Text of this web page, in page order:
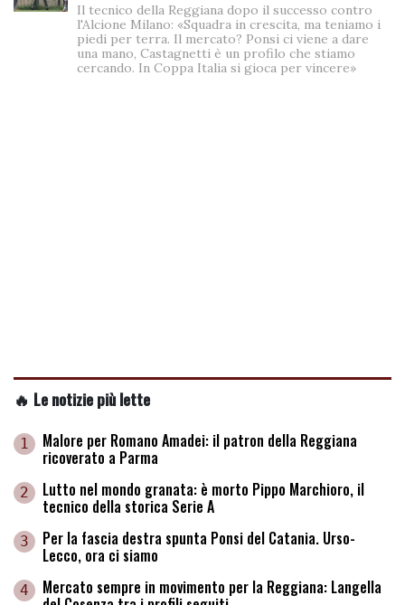
Il tecnico della Reggiana dopo il successo contro
l'Alcione Milano: «Squadra in crescita, ma teniamo i
piedi per terra. Il mercato? Ponsi ci viene a dare
una mano, Castagnetti è un profilo che stiamo
cercando. In Coppa Italia si gioca per vincere»
🔥 Le notizie più lette
1 Malore per Romano Amadei: il patron della Reggiana
ricoverato a Parma
2 Lutto nel mondo granata: è morto Pippo Marchioro, il
tecnico della storica Serie A
3 Per la fascia destra spunta Ponsi del Catania. Urso-
Lecco, ora ci siamo
4 Mercato sempre in movimento per la Reggiana: Langella